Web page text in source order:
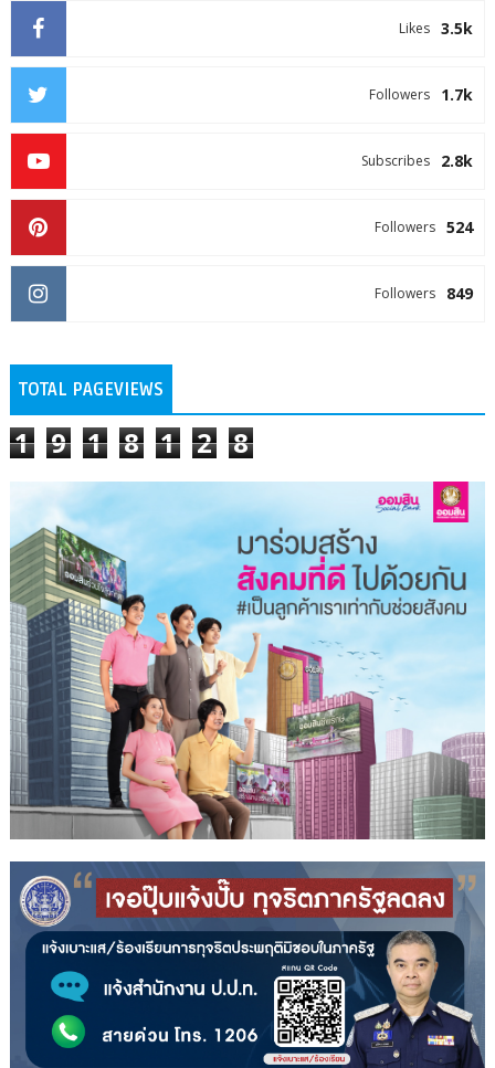
3.5k
Likes
1.7k
Followers
2.8k
Subscribes
524
Followers
849
Followers
TOTAL PAGEVIEWS
1 9 1 8 1 2 8